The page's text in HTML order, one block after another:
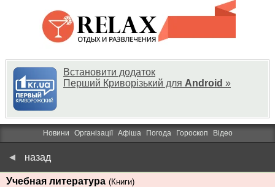
Встановити додаток
Перший Криворізький для Android »
Новини Організації Афіша Погода Гороскоп Відео
назад
Учебная литература (Книги)